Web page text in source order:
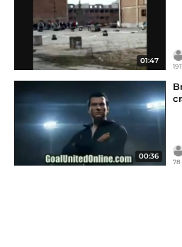
01:47
00:36
78